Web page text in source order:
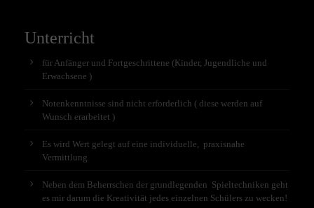
Unterricht
für Anfänger und Fortgeschrittene (Kinder, Jugendliche und
Erwachsene )
Notenkenntnisse sind nicht erforderlich ( diese werden auf
Wunsch erarbeitet )
Es wird Wert gelegt auf eine individuelle, praxisnahe
Vermittlung
Neben dem Beherrschen der grundlegenden Spieltechniken geht
es mir darum die Kreativität jedes einzelnen Schülers zu wecken!